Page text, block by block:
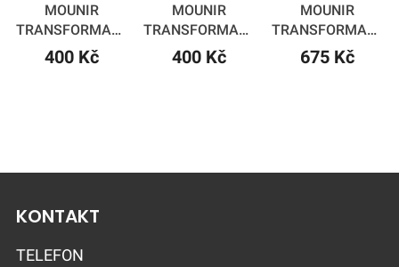
MOUNIR
TRANSFORMATIVE
SHAMPOO
400 Kč
MOUNIR
TRANSFORMATIVE
CONDITIONER
400 Kč
MOUNIR
TRANSFORMATIVE
LEAVE-IN
675 Kč
KONTAKT
TELEFON